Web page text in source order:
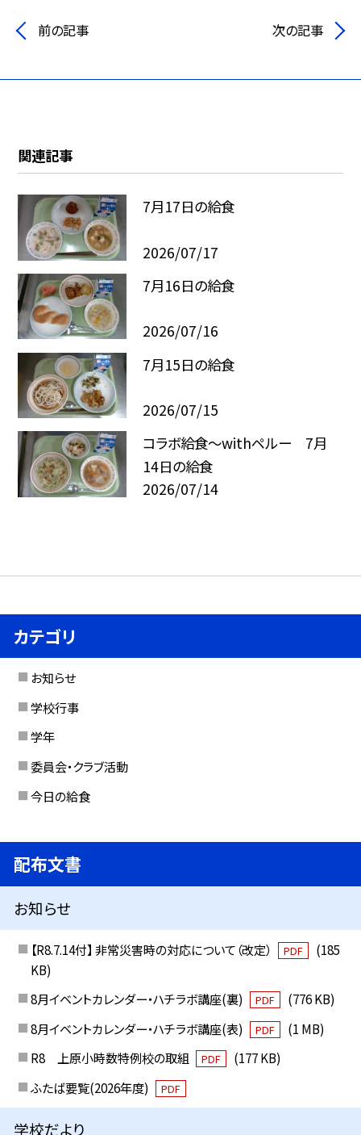
前の記事 次の記事
関連記事
7月17日の給食
2026/07/17
7月16日の給食
2026/07/16
7月15日の給食
2026/07/15
コラボ給食～withペルー 7月
14日の給食
2026/07/14
カテゴリ
お知らせ
学校行事
学年
委員会・クラブ活動
今日の給食
配布文書
お知らせ
【R8.7.14付】 非常災害時の対応について（改定） PDF
(185
KB)
8月イベントカレンダー・ハチラボ講座(裏)
PDF
(776 KB)
8月イベントカレンダー・ハチラボ講座(表)
PDF
(1 MB)
R8 上原小時数特例校の取組
PDF
(177 KB)
ふたば要覧(2026年度)
PDF
学校だより